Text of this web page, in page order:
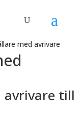
med avrivare
till